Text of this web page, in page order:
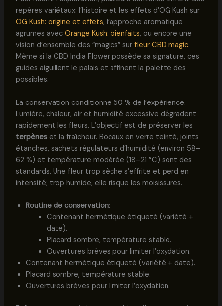
repères variétaux: l’histoire et les effets d’OG Kush sur
OG Kush: origine et effets, l’approche aromatique
agrumes avec Orange Kush: bienfaits, ou encore une
vision d’ensemble des “magics” sur fleur CBD magic.
Même si la CBD India Flower possède sa signature, ces
guides aiguillent le palais et affinent la palette des
possibles.
La conservation conditionne 50 % de l’expérience.
Lumière, chaleur, air et humidité excessive dégradent
rapidement les fleurs. L’objectif est de préserver les
terpèneset la fraîcheur. Bocaux en verre teinté, joints
étanches, sachets régulateurs d’humidité (environ 58–
62 %) et température modérée (18–21 °C) sont des
standards. Une fleur trop sèche s’effrite et perd en
intensité; trop humide, elle risque les moisissures.
Routine de conservation:
Contenant hermétique étiqueté (variété +
date).
Placard sombre, température stable.
Ouvertures brèves pour limiter l’oxydation.
Contenant hermétique étiqueté (variété + date).
Placard sombre, température stable.
Ouvertures brèves pour limiter l’oxydation.